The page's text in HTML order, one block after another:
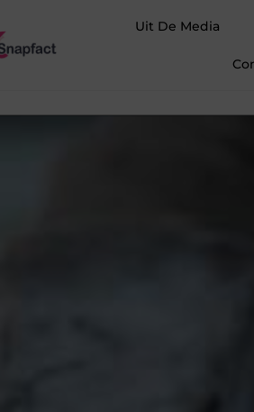
woontrends voor woningen in
Uit De Media